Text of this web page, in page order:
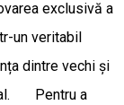
exclusivă a
un veritabil
dintre vechi și
Pentru a